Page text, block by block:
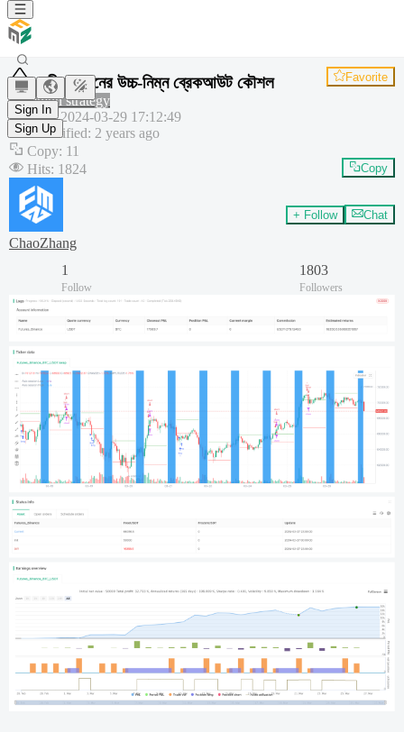
Sign In
Sign Up
এশীয় সেশনের উচ্চ-নিম্ন ব্রেকআউট কৌশল Favorite
Common strategy
Created:2024-03-29 17:12:49
Last modified: 2 years ago
Copy: 11
Hits: 1824 Copy
ChaoZhang
+ Follow Chat
1
Follow
1803
Followers